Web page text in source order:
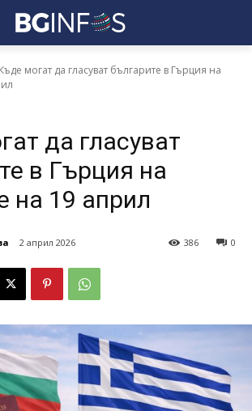
Къде могат да гласуват българите в Гърция на
да гласуват
в Гърция на
на 19 април
2 април 2026 0
386